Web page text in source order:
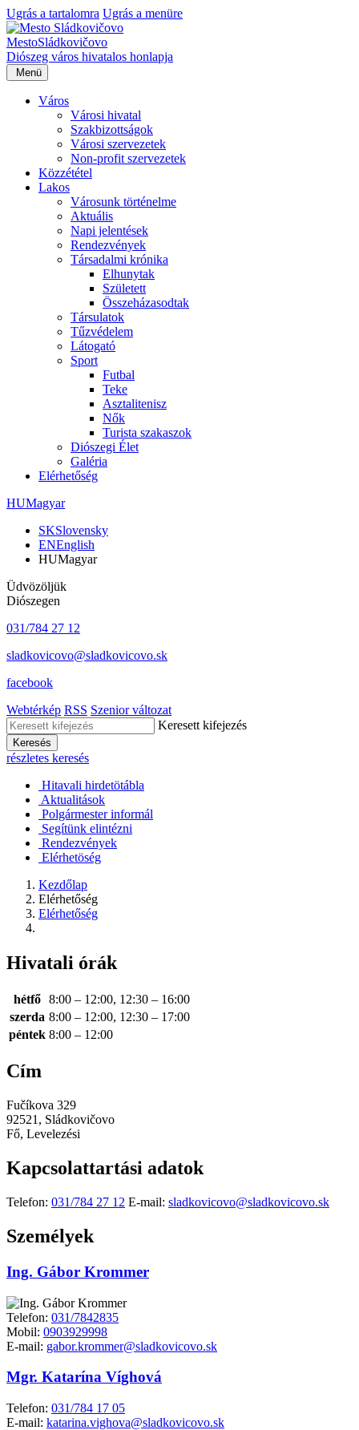
Ugrás a tartalomra Ugrás a menüre
MestoSládkovičovo
Diószeg város hivatalos honlapja
Menü
Város
Városi hivatal
Szakbizottságok
Városi szervezetek
Non-profit szervezetek
Közzététel
Lakos
Városunk történelme
Aktuális
Napi jelentések
Rendezvények
Társadalmi krónika
Elhunytak
Született
Összeházasodtak
Társulatok
Tűzvédelem
Látogató
Sport
Futbal
Teke
Asztalitenisz
Nők
Turista szakaszok
Diószegi Élet
Galéria
Elérhetőség
HUMagyar
SKSlovensky
ENEnglish
HUMagyar
Üdvözöljük
Diószegen
031/784 27 12
sladkovicovo@sladkovicovo.sk
facebook
Webtérkép RSS Szenior változat
Keresett kifejezés
Keresés
részletes keresés
Hitavali hirdetötábla
Aktualitások
Polgármester informál
Segítünk elintézni
Rendezvények
Elérhetöség
Kezdőlap
Elérhetőség
Elérhetőség
Hivatali órák
hétfő 8:00 – 12:00, 12:30 – 16:00
szerda 8:00 – 12:00, 12:30 – 17:00
péntek 8:00 – 12:00
Cím
Fučíkova 329
92521, Sládkovičovo
Fő, Levelezési
Kapcsolattartási adatok
Telefon: 031/784 27 12 E-mail: sladkovicovo@sladkovicovo.sk
Személyek
Ing. Gábor Krommer
Telefon: 031/7842835
Mobil: 0903929998
E-mail: gabor.krommer@sladkovicovo.sk
Mgr. Katarína Víghová
Telefon: 031/784 17 05
E-mail: katarina.vighova@sladkovicovo.sk